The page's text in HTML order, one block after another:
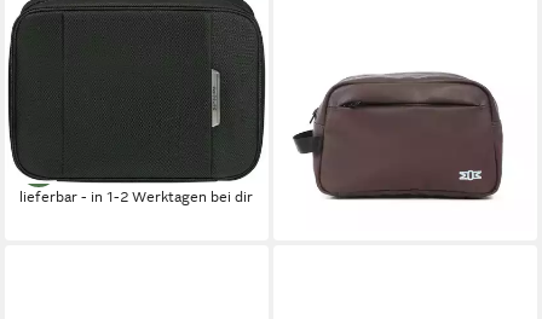
Kulturbeutel RESPARK Toilet
Kit, 25 cm, Beauty-Bag
Beautybox Schminketui
Kosmetikbox
64,95 €
lieferbar - in 1-2 Werktagen bei dir
54,95 € UVP69,00 €
-20%
lieferbar - in 2-3 Werktagen bei dir